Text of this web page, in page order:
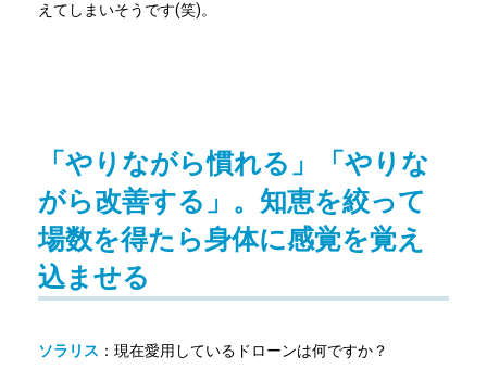
えてしまいそうです(笑)。
「やりながら慣れる」「やりな
がら改善する」。知恵を絞って
場数を得たら身体に感覚を覚え
込ませる
ソラリス ：現在愛用しているドローンは何ですか？